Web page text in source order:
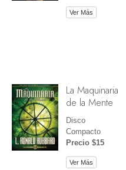
Ver Más
La Maquinaria
de la Mente
Disco
Compacto
Precio $15
Ver Más